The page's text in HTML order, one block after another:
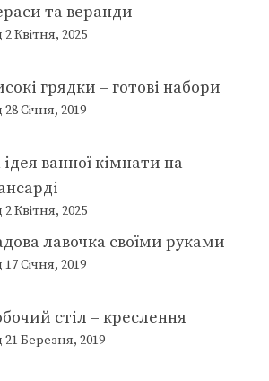
та веранди
2 Квітня, 2025
грядки – готові набори
28 Січня, 2019
ідея ванної кімнати на
2 Квітня, 2025
лавочка своїми руками
17 Січня, 2019
стіл – креслення
21 Березня, 2019